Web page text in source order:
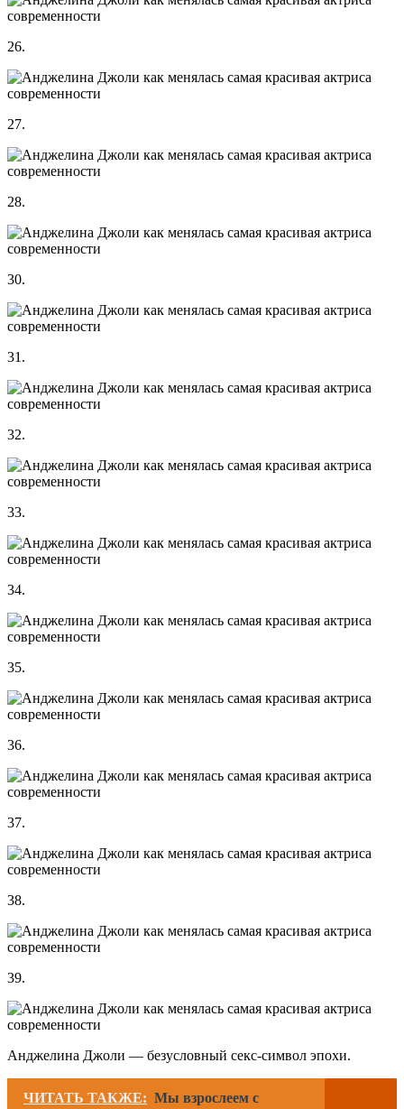
26.
27.
28.
30.
31.
32.
33.
34.
35.
36.
37.
38.
39.
Анджелина Джоли — безусловный секс-символ эпохи.
ЧИТАТЬ ТАКЖЕ: Мы взрослеем с